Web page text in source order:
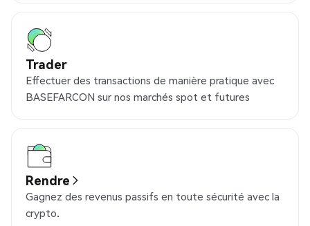
Trader
Effectuer des transactions de manière pratique avec
BASEFARCON sur nos marchés spot et futures
Rendre
Gagnez des revenus passifs en toute sécurité avec la
crypto.